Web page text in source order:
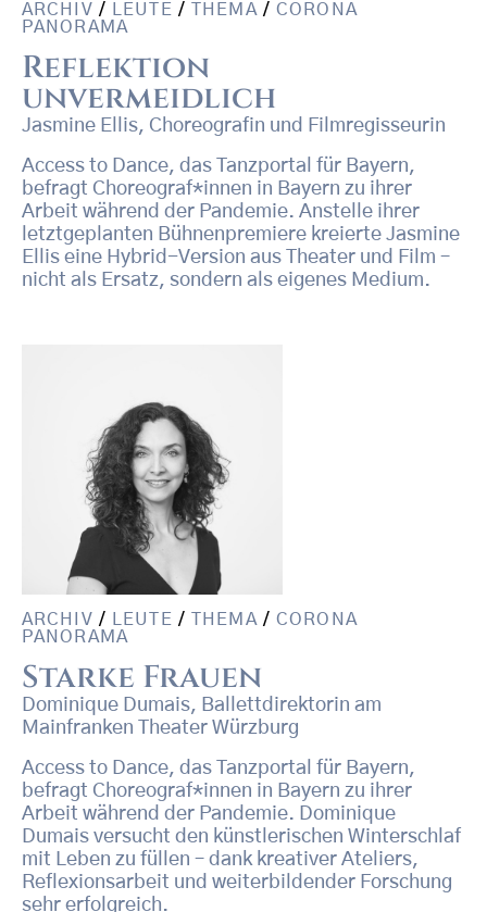
ARCHIV / LEUTE / THEMA/CORONA
PANORAMA
Reflektion
unvermeidlich
Jasmine Ellis, Choreografin und Filmregisseurin
Access to Dance, das Tanzportal für Bayern,
befragt Choreograf*innen in Bayern zu ihrer
Arbeit während der Pandemie. Anstelle ihrer
letztgeplanten Bühnenpremiere kreierte Jasmine
Ellis eine Hybrid-Version aus Theater und Film –
nicht als Ersatz, sondern als eigenes Medium.
ARCHIV / LEUTE / THEMA/CORONA
PANORAMA
Starke Frauen
Dominique Dumais, Ballettdirektorin am
Mainfranken Theater Würzburg
Access to Dance, das Tanzportal für Bayern,
befragt Choreograf*innen in Bayern zu ihrer
Arbeit während der Pandemie. Dominique
Dumais versucht den künstlerischen Winterschlaf
mit Leben zu füllen – dank kreativer Ateliers,
Reflexionsarbeit und weiterbildender Forschung
sehr erfolgreich.